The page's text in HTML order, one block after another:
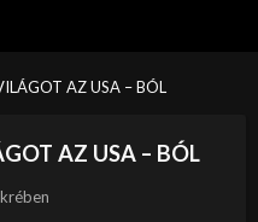
AZ USA – BÓL
AZ USA – BÓL